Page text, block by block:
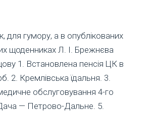
для гумору, а в опублікованих
щоденниках Л. І. Брежнєва
1. Встановлена пенсія ЦК в
2. Кремлівська їдальня. 3.
медичне обслуговування 4-го
— Петрово-Дальне. 5.